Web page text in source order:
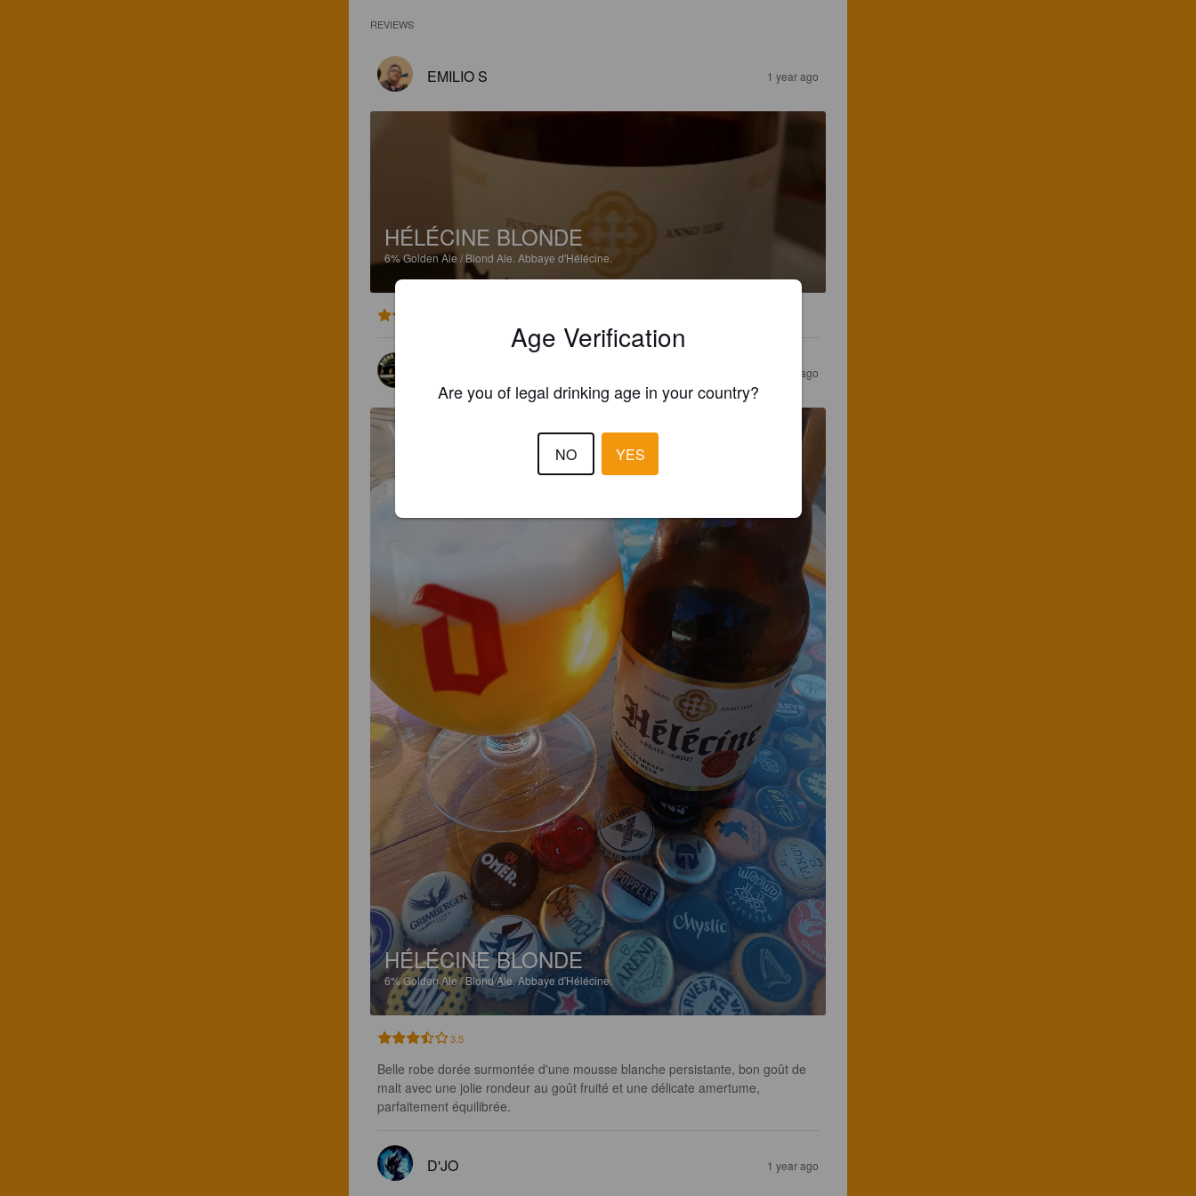
REVIEWS
EMILIO S 1 year ago
HÉLÉCINE BLONDE
6%Golden Ale / Blond Ale. Abbaye d'Hélécine.
1 year ago
HÉLÉCINE BLONDE
6%Golden Ale / Blond Ale.Abbaye d'Hélécine.
3.5
Belle robe dorée surmontée d'une mousse blanche persistante, bon goût de
malt avec une jolie rondeur au goût fruité et une délicate amertume,
parfaitement équilibrée.
D'JO 1 year ago
Age Verification
Are you of legal drinking age in your country?
NO YES